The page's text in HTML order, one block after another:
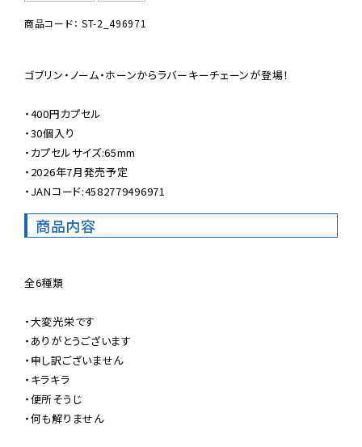
商品コード： ST-2_496971
ゴブリン・ノーム・ホーンからラバーキーチェーンが登場！
・400円カプセル
・30個入り
・カプセルサイズ:65mm
・2026年7月発売予定
・JANコード:4582779496971
商品内容
全6種類
・大変光栄です
・ありがとうございます
・申し訳ございません
・キラキラ
・便所そうじ
・何も解りません